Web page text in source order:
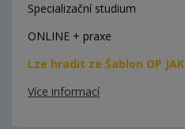
Specializační studium
ONLINE + praxe
Lze hradit ze Šablon OP JAK
Více informací